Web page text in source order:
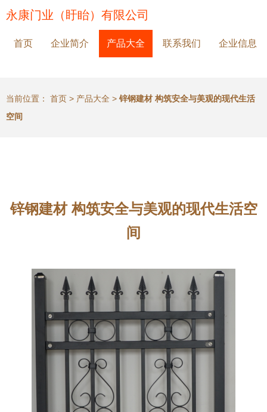
永康门业（盱眙）有限公司
首页 企业简介 产品大全 联系我们 企业信息
当前位置： 首页 > 产品大全 > 锌钢建材 构筑安全与美观的现代生活
空间
锌钢建材 构筑安全与美观的现代生活空
间